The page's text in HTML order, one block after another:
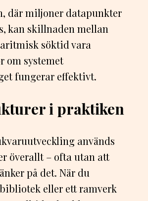
där miljoner datapunkter
kan skillnaden mellan
söktid vara
om systemet
fungerar effektivt.
i praktiken
används
överallt – ofta utan att
på det. När du
eller ett ramverk